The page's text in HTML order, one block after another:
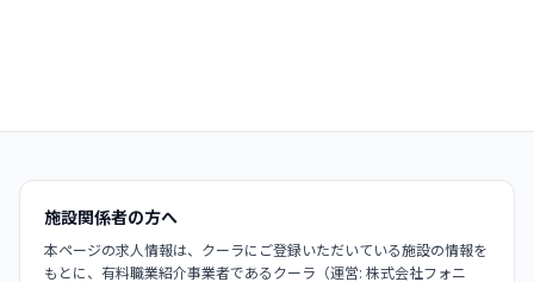
施設関係者の方へ
本ページの求人情報は、クーラにご登録いただいている施設の情報を
もとに、有料職業紹介事業者であるクーラ（運営: 株式会社フォニ